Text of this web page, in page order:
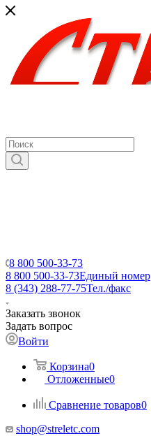
8 800 500-33-73
8 800 500-33-73Единый номер
8 (343) 288-77-75Тел./факс
Заказать звонок
Задать вопрос
Войти
Корзина0
Отложенные0
Сравнение товаров0
shop@streletc.com